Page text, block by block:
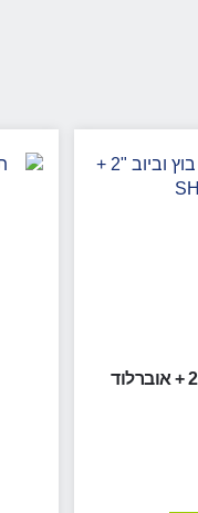
משאבה מים בוץ וביוב "2 + אוברלוד